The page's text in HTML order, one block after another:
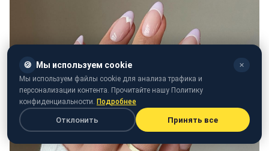
🍪 Мы используем cookie ✕
Мы используем файлы cookie для анализа трафика и
персонализации контента. Прочитайте нашу Политику
конфиденциальности. Подробнее
Отклонить Принять все